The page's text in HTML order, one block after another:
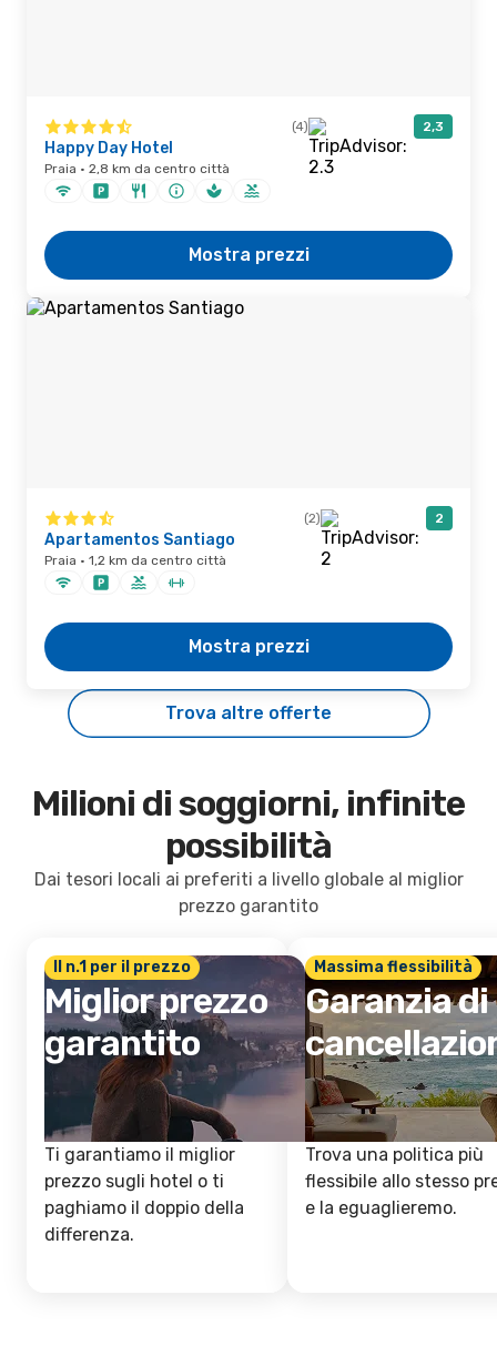
(4) 2,3
Happy Day Hotel
Praia · 2,8 km da centro città
Mostra prezzi
(2) 2
Apartamentos Santiago
Praia · 1,2 km da centro città
Mostra prezzi
Trova altre offerte
Milioni di soggiorni, infinite
possibilità
Dai tesori locali ai preferiti a livello globale al miglior
prezzo garantito
Il n.1 per il prezzo
Miglior prezzo
garantito
Ti garantiamo il miglior
prezzo sugli hotel o ti
paghiamo il doppio della
differenza.
Massima flessibilità
Garanzia di
Trova una politica più
flessibile allo stesso
e la eguaglieremo.